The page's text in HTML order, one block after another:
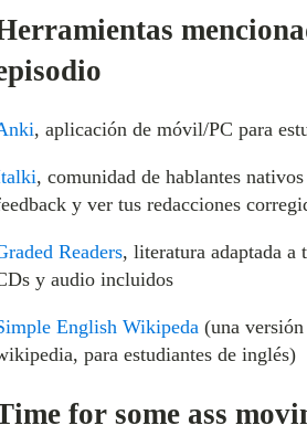
, aplicación de móvil/PC para
, comunidad de hablantes
y ver tus redacciones
Readers, literatura adaptada a
y audio incluidos
English Wikipeda(una
para estudiantes de inglés)
for some ass